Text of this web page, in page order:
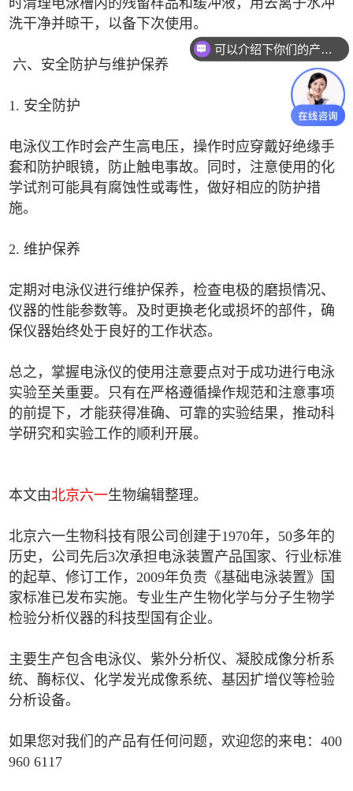
时清理电泳槽内的残留样品和缓冲液，用去离子水冲
洗干净并晾干，以备下次使用。
六、安全防护与维护保养
1. 安全防护
电泳仪工作时会产生高电压，操作时应穿戴好绝缘手
套和防护眼镜，防止触电事故。同时，注意使用的化
学试剂可能具有腐蚀性或毒性，做好相应的防护措
施。
2. 维护保养
定期对电泳仪进行维护保养，检查电极的磨损情况、
仪器的性能参数等。及时更换老化或损坏的部件，确
保仪器始终处于良好的工作状态。
总之，掌握电泳仪的使用注意要点对于成功进行电泳
实验至关重要。只有在严格遵循操作规范和注意事项
的前提下，才能获得准确、可靠的实验结果，推动科
学研究和实验工作的顺利开展。
本文由北京六一生物编辑整理。
北京六一生物科技有限公司创建于1970年，50多年的
历史，公司先后3次承担电泳装置产品国家、行业标准
的起草、修订工作，2009年负责《基础电泳装置》国
家标准已发布实施。专业生产生物化学与分子生物学
检验分析仪器的科技型国有企业。
主要生产包含电泳仪、紫外分析仪、凝胶成像分析系
统、酶标仪、化学发光成像系统、基因扩增仪等检验
分析设备。
如果您对我们的产品有任何问题，欢迎您的来电：400
960 6117